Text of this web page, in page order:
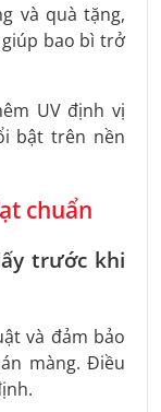
và quà tặng,
bao bì trở
UV định vị
bật trên nền
chuẩn
trước khi
và đảm bảo
màng. Điều